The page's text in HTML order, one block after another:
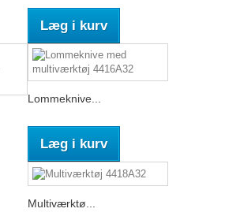
Læg i kurv
Lommeknive...
Læg i kurv
Multiværktø...